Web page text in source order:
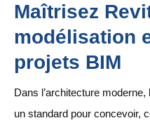
Maîtrisez
modélisation
projets BIM
Dans l’architecture
un standard pour concevoir,